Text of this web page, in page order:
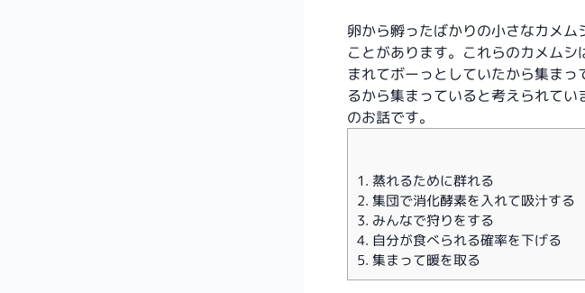
卵から孵ったばかりの小さなカメ
ことがあります。これらのカメム
まれてボーっとしていたから集ま
るから集まっていると考えられて
のお話です。
1. 蒸れるために群れる
2. 集団で消化酵素を入れて吸汁する
3. みんなで狩りをする
4. 自分が食べられる確率を下げる
5. 集まって暖を取る